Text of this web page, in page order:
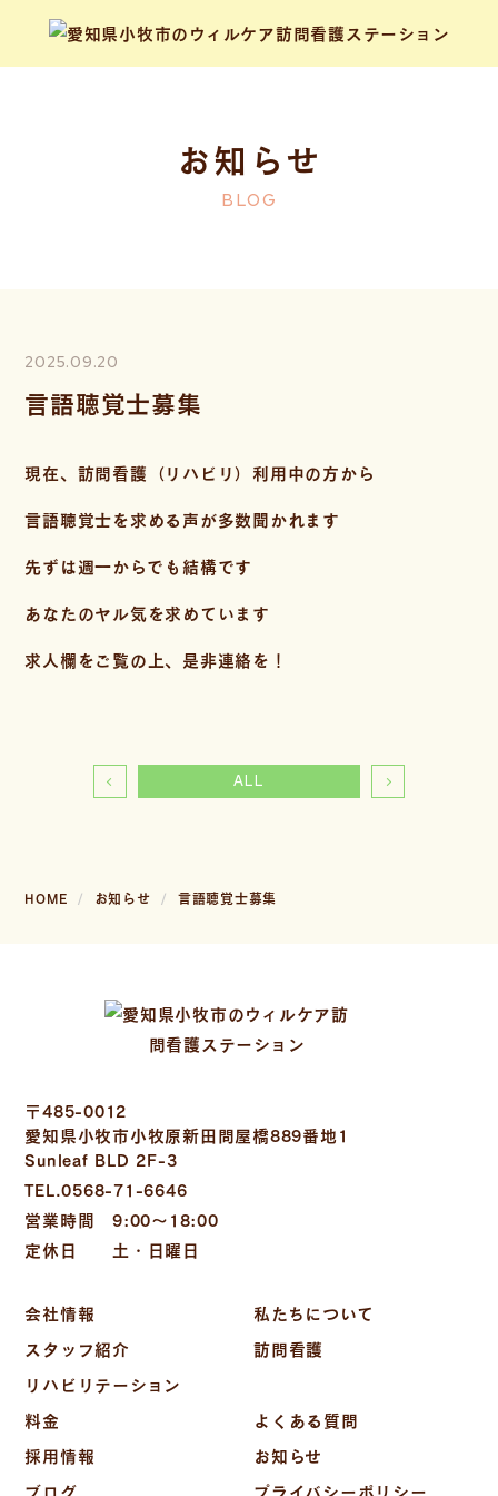
お知らせ
BLOG
2025.09.20
言語聴覚士募集
現在、訪問看護（リハビリ）利用中の方から
言語聴覚士を求める声が多数聞かれます
先ずは週一からでも結構です
あなたのヤル気を求めています
求人欄をご覧の上、是非連絡を！
ALL
HOME お知らせ 言語聴覚士募集
〒485-0012
愛知県小牧市小牧原新田問屋橋889番地1
Sunleaf BLD 2F-3
TEL.0568-71-6646
営業時間 9:00～18:00
定休日 土・日曜日
会社情報
私たちについて
スタッフ紹介
訪問看護
リハビリテーション
料金
よくある質問
採用情報
お知らせ
ブログ
プライバシーポリシー